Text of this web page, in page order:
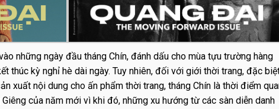
những ngày đầu tháng Chín, đánh dấu cho mùa tựu trường hàng
thúc kỳ nghỉ hè dài ngày. Tuy nhiên, đối với giới thời trang, đặc
xuất nội dung cho ấn phẩm thời trang, tháng Chín là thời điểm
của năm mới vì khi đó, những xu hướng từ các sàn diễn danh